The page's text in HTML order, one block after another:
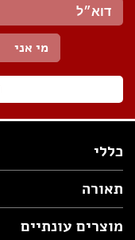
מי אני
כללי
תאורה
מוצרים עונתיים